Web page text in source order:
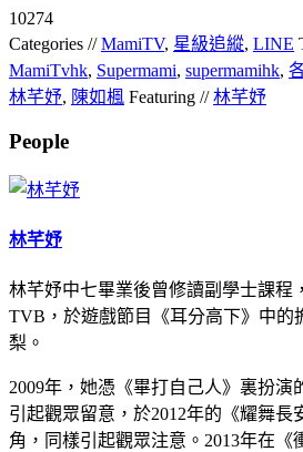
10274
Categories //MamiTV, 星級追縱, LINE
MamiTvhk, Supermami, supermamihk,
林芊妤, 陳如楓 Featuring //林芊妤
People
林芊妤
林芊妤中七畢業後曾修讀副學士課程
TVB，於遊戲節目《耳分高下》中的
梨。
2009年，她憑《畢打自己人》裏扮演
引起觀眾留意，於2012年的《耀舞長
角，同樣引起觀眾注意。2013年在《